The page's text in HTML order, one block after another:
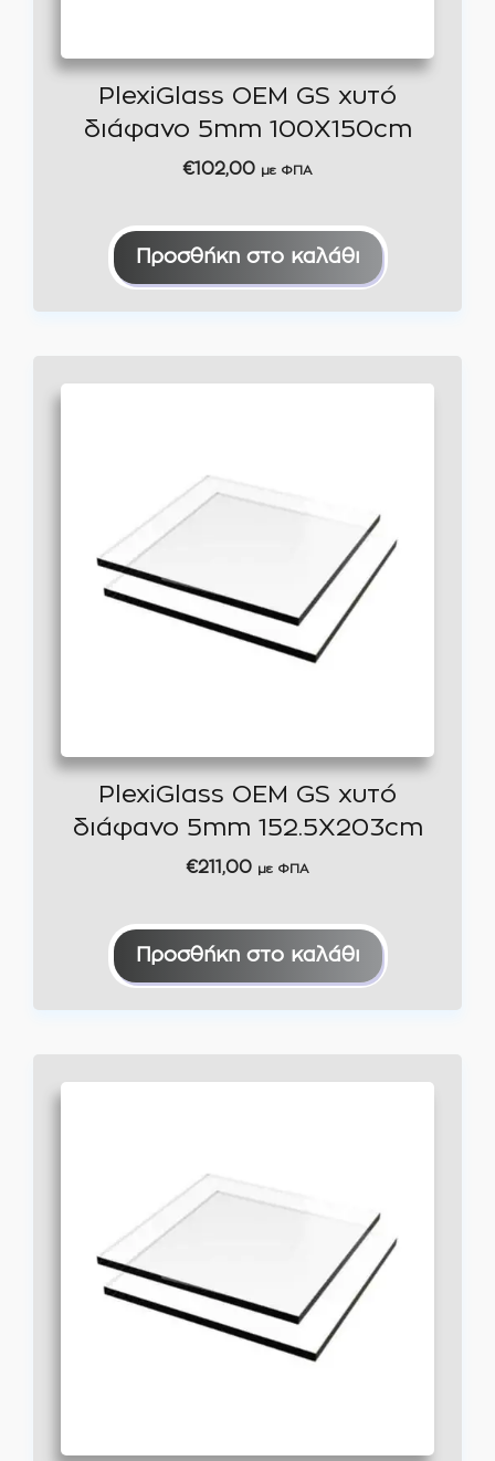
PlexiGlass OEM GS χυτό
διάφανο 5mm 100X150cm
€102,00 με ΦΠΑ
Προσθήκη στο καλάθι
PlexiGlass OEM GS χυτό
διάφανο 5mm 152.5X203cm
€211,00 με ΦΠΑ
Προσθήκη στο καλάθι